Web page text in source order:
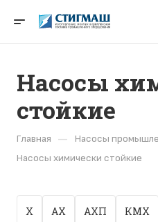
Насосы
стойкие
Главная — Насосы
Насосы химически стойкие
Х АХ АХП КМХ